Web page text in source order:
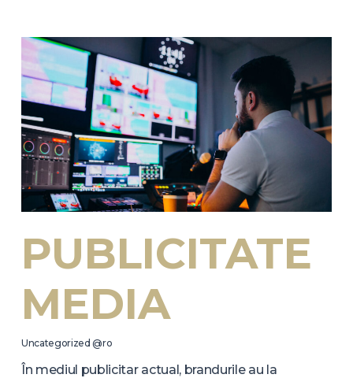
PUBLICITATE
MEDIA
Uncategorized @ro
În mediul publicitar actual, brandurile au la